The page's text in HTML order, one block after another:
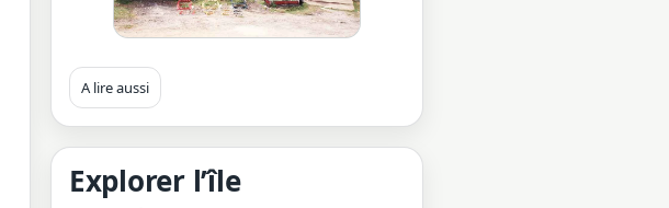
A lire aussi
Explorer l’île